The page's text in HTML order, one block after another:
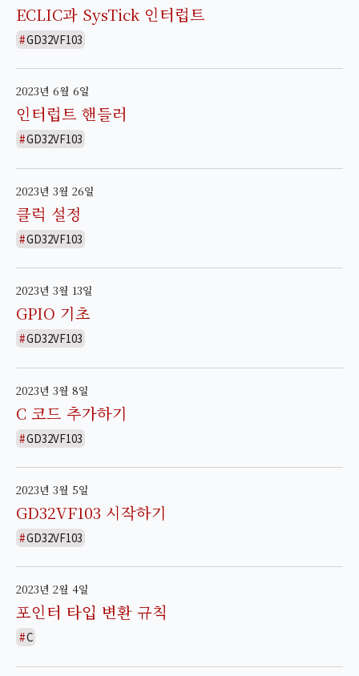
ECLIC과 SysTick 인터럽트
GD32VF103
2023년 6월 6일
인터럽트 핸들러
GD32VF103
2023년 3월 26일
클럭 설정
GD32VF103
2023년 3월 13일
GPIO 기초
GD32VF103
2023년 3월 8일
C 코드 추가하기
GD32VF103
2023년 3월 5일
GD32VF103 시작하기
GD32VF103
2023년 2월 4일
포인터 타입 변환 규칙
C